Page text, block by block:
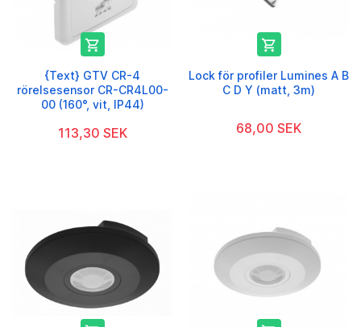

{Text} GTV CR-4
rörelsesensor CR-CR4L00-
00 (160°, vit, IP44)
113,30 SEK

Lock för profiler Lumines A B
C D Y (matt, 3m)
68,00 SEK